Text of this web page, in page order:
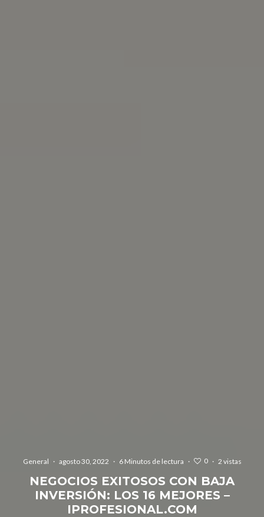
General · agosto 30, 2022 · 6 Minutos de lectura · 0 · 2 vistas
NEGOCIOS EXITOSOS CON BAJA
INVERSIÓN: LOS 16 MEJORES –
IPROFESIONAL.COM